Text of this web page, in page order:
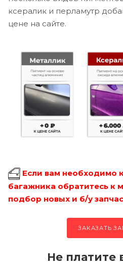
ксералик и перламутр
цене на сайте.
Если вам необходимо
багажника обратитесь к
подбор новых и б/у
ЗАКАЗАТЬ
Не платите